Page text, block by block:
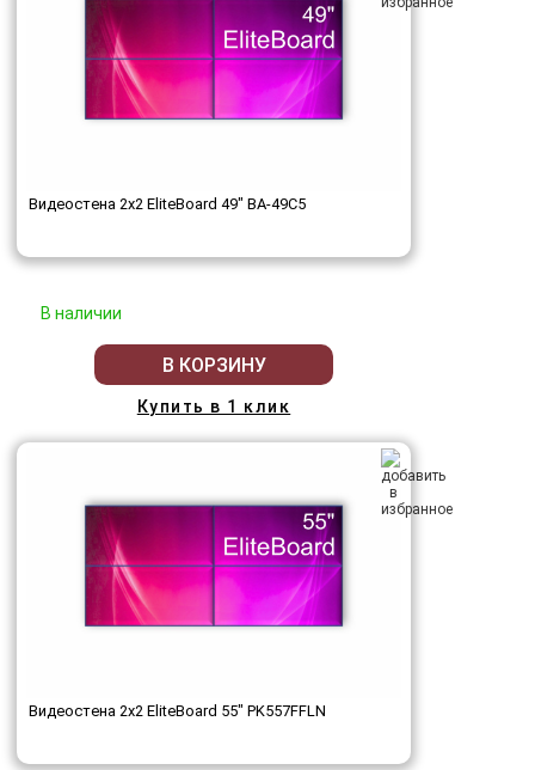
Видеостена 2x2 EliteBoard 49" BA-49C5
В наличии
В КОРЗИНУ
Купить в 1 клик
Видеостена 2x2 EliteBoard 55" PK557FFLN